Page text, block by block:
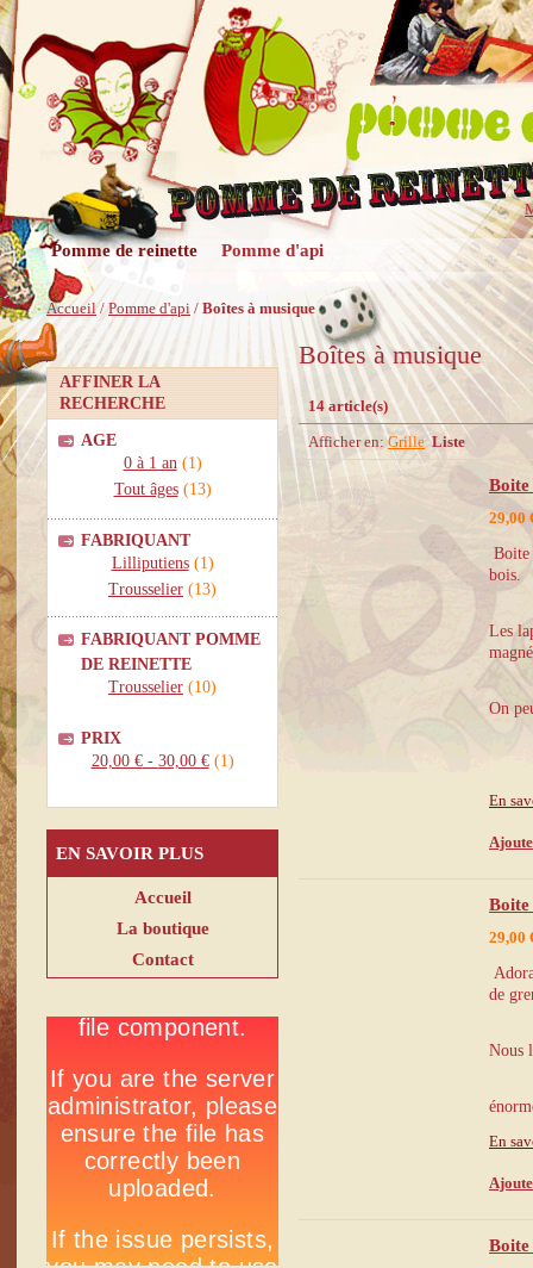
Pomme de reinette Pomme d'api
Accueil /Pomme d'api / Boîtes à musique
AFFINER LA
RECHERCHE
AGE
0 à 1 an(1)
Tout âges(13)
FABRIQUANT
Lilliputiens(1)
Trousselier (13)
FABRIQUANT POMME
DE REINETTE
Trousselier (10)
PRIX
20,00 €- 30,00 €(1)
EN SAVOIR PLUS
Accueil
La boutique
Contact
Boîtes à musique
14 article(s)
Afficher en:Grille Liste
29,00
Boite
bois.
Les
On
En
Boite
29,00
de
Nous
En
Boite